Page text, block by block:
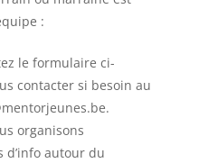
:
le formulaire ci-
contacter si besoin au
organisons
d’info autour du